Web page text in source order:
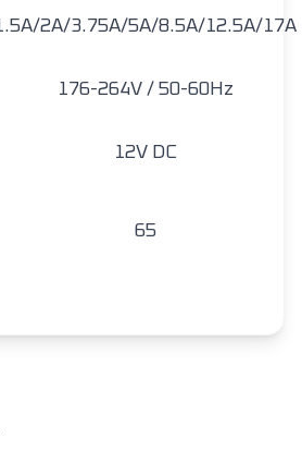
2A/3.75A/5A/8.5A/12.5A/17A
176-264V / 50-60Hz
12V DC
65